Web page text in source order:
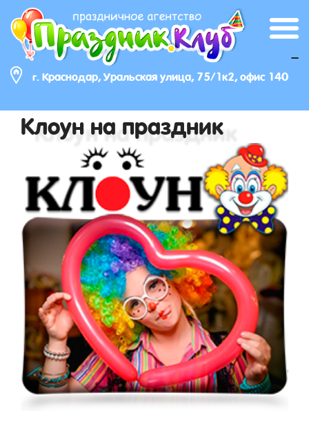
г. Краснодар, Уральская улица, 75/1к2, офис 140
_
Клоун на праздник